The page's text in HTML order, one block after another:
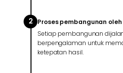
2
Proses pembangunan
Setiap pembangunan
berpengalaman untuk
ketepatan hasil.